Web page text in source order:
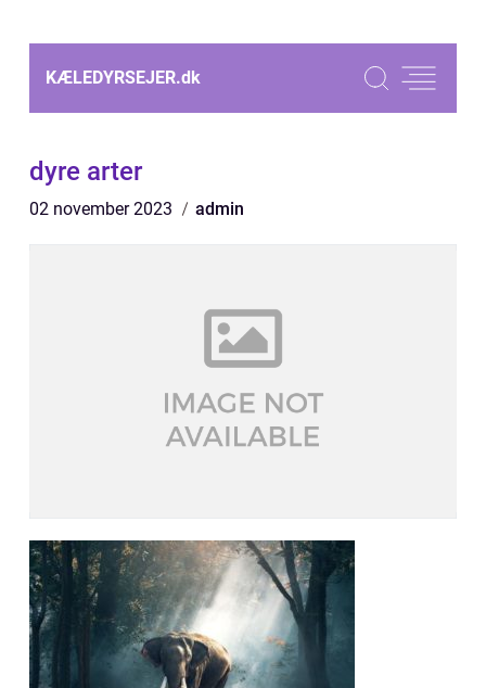
KÆLEDYRSEJER.dk
dyre arter
02 november 2023 admin